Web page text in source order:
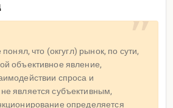
что (окгугл) рынок, по сути,
объективное явление,
спроса и
является субъективным,
определяется